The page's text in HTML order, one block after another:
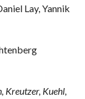
Lay, Yannik
Kreutzer, Kuehl,